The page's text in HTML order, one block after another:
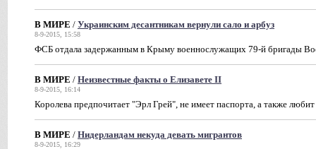
В МИРЕ / Украинским десантникам вернули сало и арбуз
8-9-2015, 15:58
ФСБ отдала задержанным в Крыму военнослужащих 79-й бригады
В МИРЕ / Неизвестные факты о Елизавете II
8-9-2015, 16:14
Королева предпочитает "Эрл Грей", не имеет паспорта, а также
В МИРЕ / Нидерландам некуда девать мигрантов
8-9-2015, 16:29